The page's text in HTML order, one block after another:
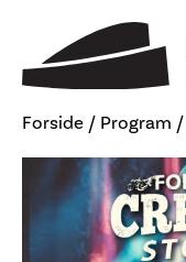
innhold
navigasjon
Forside / Program /